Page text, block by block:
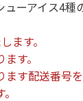
ーアイス4種
ます。
す。
す配送番号